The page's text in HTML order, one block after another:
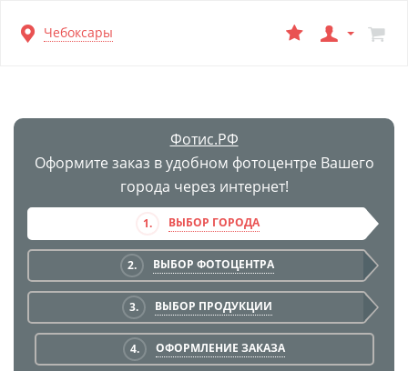
Перейти
к
Чебоксары
Фотис.РФ
Оформите заказ в удобном фотоцентре Вашего
города через интернет!
1. ВЫБОР ГОРОДА
2. ВЫБОР ФОТОЦЕНТРА
3. ВЫБОР ПРОДУКЦИИ
4. ОФОРМЛЕНИЕ ЗАКАЗА